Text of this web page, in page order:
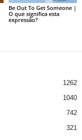
Be Out To Get Someone |
O que significa esta
expressão?
1262
1040
742
321